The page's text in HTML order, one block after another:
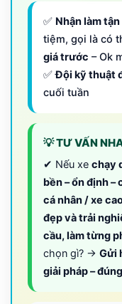
✅ Nhận làm
tiệm, gọi là có
giá trước – Ok
✅Đội kỹ thuật
cuối tuần
💡 TƯ VẤN
✔ Nếu xe chạy
bền – ổn định –
cá nhân / xe
đẹp và trải
cầu, làm từng
chọn gì? → Gửi
giải pháp –